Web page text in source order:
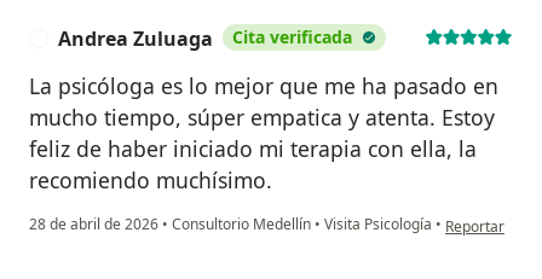
Andrea Zuluaga Cita verificada
La psicóloga es lo mejor que me ha pasado en
mucho tiempo, súper empatica y atenta. Estoy
feliz de haber iniciado mi terapia con ella, la
recomiendo muchísimo.
28 de abril de 2026 • Consultorio Medellín • Visita Psicología • en opinión
Reportar